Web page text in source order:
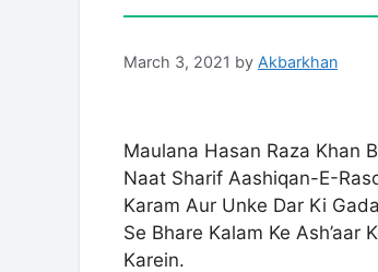
March 3, 2021 by Akbarkhan
Maulana Hasan Raza Khan
Naat Sharif Aashiqan-E-
Karam Aur Unke Dar Ki
Se Bhare Kalam Ke
Karein.